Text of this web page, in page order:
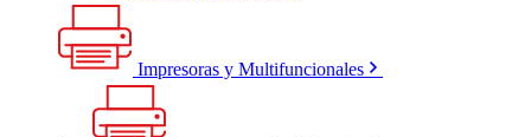
Impresoras y Multifuncionales